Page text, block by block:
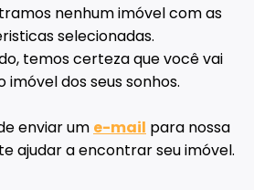
nenhum imóvel com as
selecionadas.
temos certeza que você vai
dos seus sonhos.
enviar um e-mail para nossa
ajudar a encontrar seu imóvel.